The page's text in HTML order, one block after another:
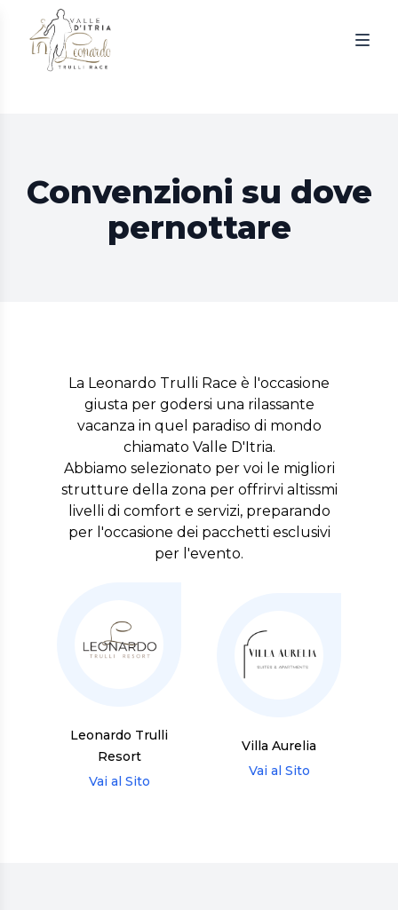
Convenzioni su dove
pernottare
La Leonardo Trulli Race è l'occasione
giusta per godersi una rilassante
vacanza in quel paradiso di mondo
chiamato Valle D'Itria.
Abbiamo selezionato per voi le migliori
strutture della zona per offrirvi altissmi
livelli di comfort e servizi, preparando
per l'occasione dei pacchetti esclusivi
per l'evento.
Leonardo Trulli
Resort
Vai al Sito
Villa Aurelia
Vai al Sito